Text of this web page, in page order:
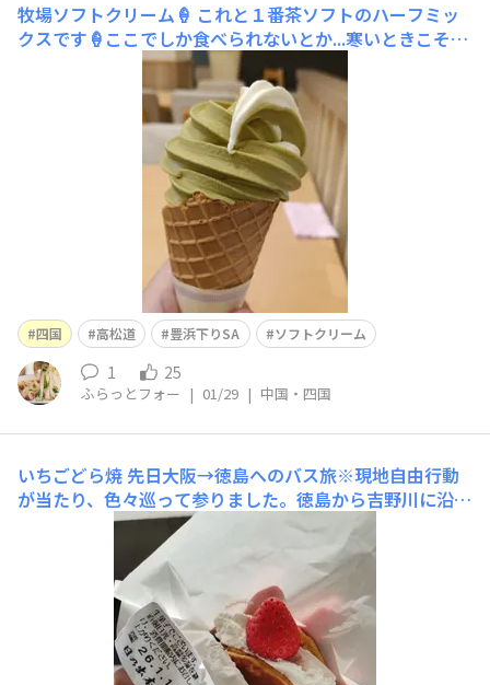
牧場ソフトクリーム🍦 これと１番茶ソフトのハーフミッ
クスです🍦ここでしか食べられないとか...寒いときこそソ
フトクリーム?!😋
四国 高松道 豊浜下りSA ソフトクリーム
1 25
ふらっとフォー | 01/29 | 中国・四国
いちごどら焼 先日大阪→徳島へのバス旅※現地自由行動
が当たり、色々巡って参りました。徳島から吉野川に沿う
ように列車で１時間ほど行った美馬市穴吹駅前で、目に飛
び込んできた和菓子屋さん🍡 新製品との事で、買ってさ
っそくお店の外のベンチでパクっといきました✨️ おいち
ー😋2、3個は行けます♪ クルマ